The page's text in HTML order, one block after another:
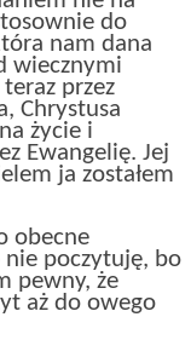
do
nam dana
wiecznymi
teraz przez
Chrystusa
życie i
Ewangelię. Jej
ja zostałem
obecne
poczytuję, bo
pewny, że
aż do owego